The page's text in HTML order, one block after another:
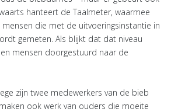
hanteert de Taalmeter, waarmee
mensen die met de uitvoeringsinstantie in
gemeten. Als blijkt dat dat niveau
mensen doorgestuurd naar de
zijn twee medewerkers van de bieb
ook werk van ouders die moeite